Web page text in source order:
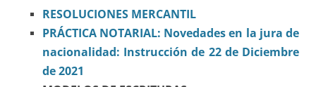
RESOLUCIONES MERCANTIL
PRÁCTICA NOTARIAL: Novedades en la jura de
nacionalidad: Instrucción de 22 de Diciembre
de 2021